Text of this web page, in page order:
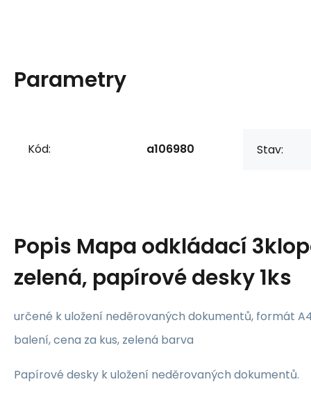
Parametry
Kód: a106980 Stav:
Popis Mapa odkládací
zelená, papírové desky 1ks
určené k uložení neděrovaných dokumentů, formát
balení, cena za kus, zelená barva
Papírové desky k uložení neděrovaných dokumentů.